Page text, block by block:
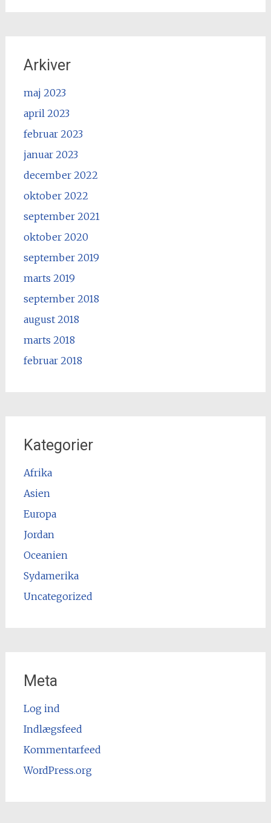
Arkiver
maj 2023
april 2023
februar 2023
januar 2023
december 2022
oktober 2022
september 2021
oktober 2020
september 2019
marts 2019
september 2018
august 2018
marts 2018
februar 2018
Kategorier
Afrika
Asien
Europa
Jordan
Oceanien
Sydamerika
Uncategorized
Meta
Log ind
Indlægsfeed
Kommentarfeed
WordPress.org